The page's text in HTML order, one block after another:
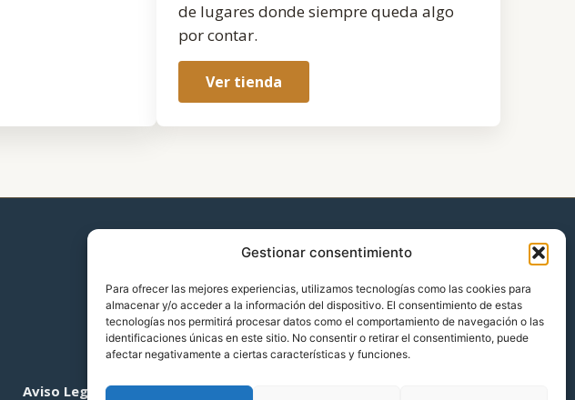
Gestionar consentimiento
Para ofrecer las mejores experiencias, utilizamos tecnologías como las cookies para
almacenar y/o acceder a la información del dispositivo. El consentimiento de estas
tecnologías nos permitirá procesar datos como el comportamiento de navegación o las
identificaciones únicas en este sitio. No consentir o retirar el consentimiento, puede
afectar negativamente a ciertas características y funciones.
de lugares donde siempre queda algo
por contar.
Ver tienda
Aviso Legal Política de cookies (UE)